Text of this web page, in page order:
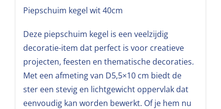
Piepschuim kegel wit 40cm
Deze piepschuim kegel is een veelzijdig
decoratie-item dat perfect is voor creatieve
projecten, feesten en thematische decoraties.
Met een afmeting van D5,5×10 cm biedt de
ster een stevig en lichtgewicht oppervlak dat
eenvoudig kan worden bewerkt. Of je hem nu